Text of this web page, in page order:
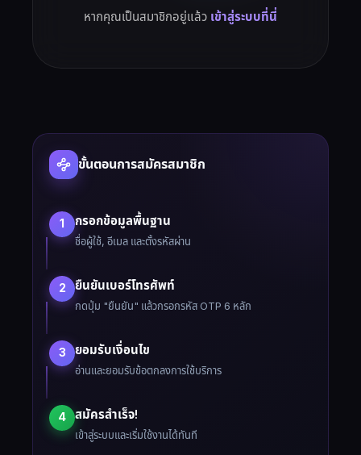
หากคุณเป็นสมาชิกอยู่แล้ว เข้าสู่ระบบที่นี่
ขั้นตอนการสมัครสมาชิก
1 กรอกข้อมูลพื้นฐาน
ชื่อผู้ใช้, อีเมล และตั้งรหัสผ่าน
2 ยืนยันเบอร์โทรศัพท์
กดปุ่ม "ยืนยัน" แล้วกรอกรหัส OTP 6 หลัก
3 ยอมรับเงื่อนไข
อ่านและยอมรับข้อตกลงการใช้บริการ
4 สมัครสำเร็จ!
เข้าสู่ระบบและเริ่มใช้งานได้ทันที